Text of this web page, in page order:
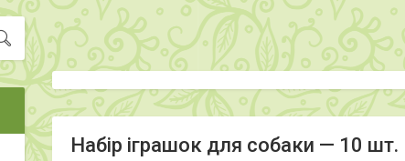
Набір іграшок для собаки — 10